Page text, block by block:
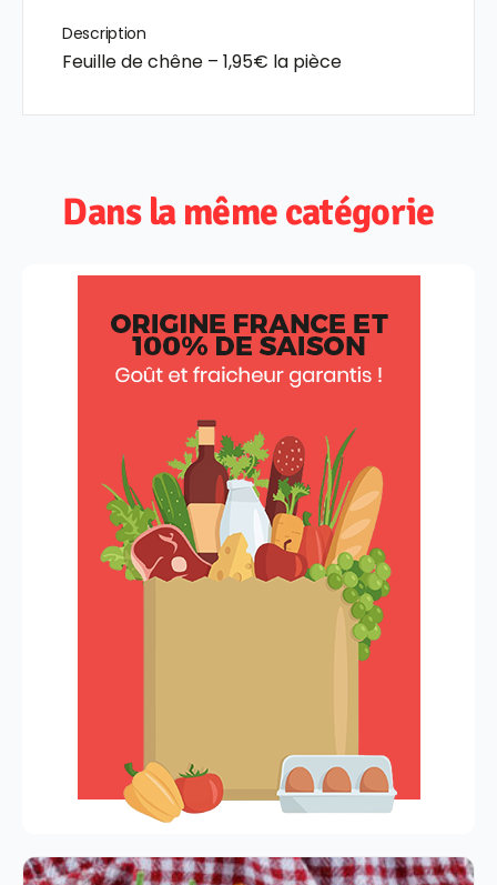
Description
Feuille de chêne – 1,95€ la pièce
Dans la même catégorie